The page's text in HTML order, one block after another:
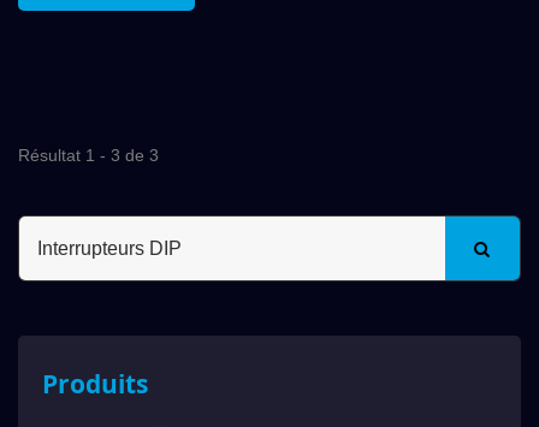
Fonctionnement...
Résultat 1 - 3 de 3
Produits